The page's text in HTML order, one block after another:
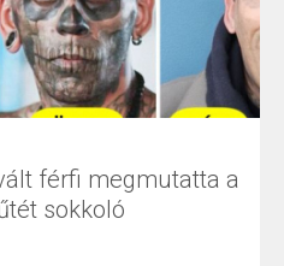
férfi megmutatta a
sokkoló